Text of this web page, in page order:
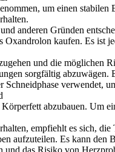
um einen stabilen
anderen Gründen
Oxandrolon kaufen. Es ist
und die möglichen
sorgfältig abzuwägen.
Schneidphase verwendet,
abzubauen. Um
empfiehlt es sich, die
aufzuteilen. Es kann den
und das Risiko von